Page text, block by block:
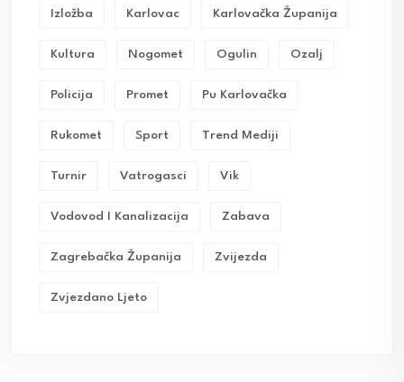
Izložba Karlovac Karlovačka Županija
Kultura Nogomet Ogulin Ozalj
Policija Promet Pu Karlovačka
Rukomet Sport Trend Mediji
Turnir Vatrogasci Vik
Vodovod I Kanalizacija Zabava
Zagrebačka Županija Zvijezda
Zvjezdano Ljeto